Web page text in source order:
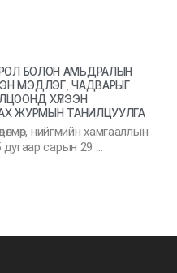
БОЛОН АМЬДРАЛЫН
МЭДЛЭГ, ЧАДВАРЫГ
ХҮЛЭЭН
ЖУРМЫН ТАНИЛЦУУЛГА
нийгмийн хамгааллын
сарын 29 …